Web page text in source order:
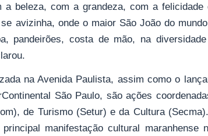
a beleza, com a grandeza, com a
avizinha, onde o maior São João do
pandeirões, costa de mão, na
na Avenida Paulista, assim como o
São Paulo, são ações
de Turismo (Setur) e da Cultura
manifestação cultural maranhense